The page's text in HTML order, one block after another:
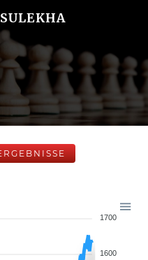
1700
1600